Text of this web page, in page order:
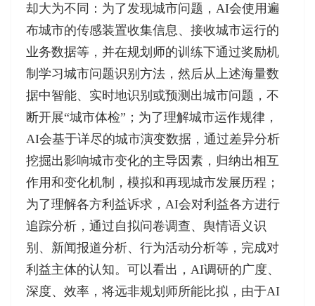
却大为不同：为了发现城市问题，AI会使用遍
布城市的传感装置收集信息、接收城市运行的
业务数据等，并在规划师的训练下通过奖励机
制学习城市问题识别方法，然后从上述海量数
据中智能、实时地识别或预测出城市问题，不
断开展“城市体检”；为了理解城市运作规律，
AI会基于详尽的城市演变数据，通过差异分析
挖掘出影响城市变化的主导因素，归纳出相互
作用和变化机制，模拟和再现城市发展历程；
为了理解各方利益诉求，AI会对利益各方进行
追踪分析，通过自拟问卷调查、舆情语义识
别、新闻报道分析、行为活动分析等，完成对
利益主体的认知。可以看出，AI调研的广度、
深度、效率，将远非规划师所能比拟，由于AI